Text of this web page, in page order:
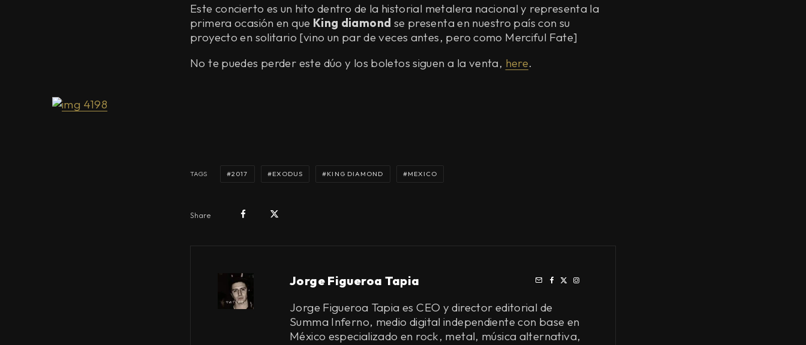
Este concierto es un hito dentro de la historial metalera nacional y representa la
primera ocasión en que King diamond se presenta en nuestro país con su
proyecto en solitario [vino un par de veces antes, pero como Merciful Fate]
No te puedes perder este dúo y los boletos siguen a la venta, here.
TAGS 2017 EXODUS KING DIAMOND MEXICO
Share
Jorge Figueroa Tapia
Jorge Figueroa Tapia es CEO y director editorial de
Summa Inferno, medio digital independiente con base en
México especializado en rock, metal, música alternativa,